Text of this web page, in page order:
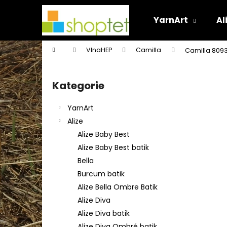
YarnArt
Domů VlnaHEP Camilla Camilla 8093
P
o
s
t
r
a
n
n
í
p
a
n
Přeskočit
kategorie
Kategorie
YarnArt
Alize
Alize Baby Best
Alize Baby Best batik
Bella
Burcum batik
Alize Bella Ombre Batik
Alize Diva
Alize Diva batik
í
k
Zpět
do
obchodu
Zpět
do
obchodu